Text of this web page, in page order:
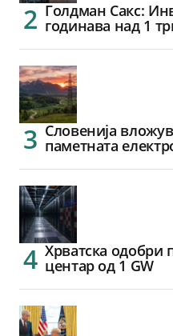
Голдман Сакс:
годинава над 1
Словенија
паметната
Хрватска одобри
центар од 1 GW